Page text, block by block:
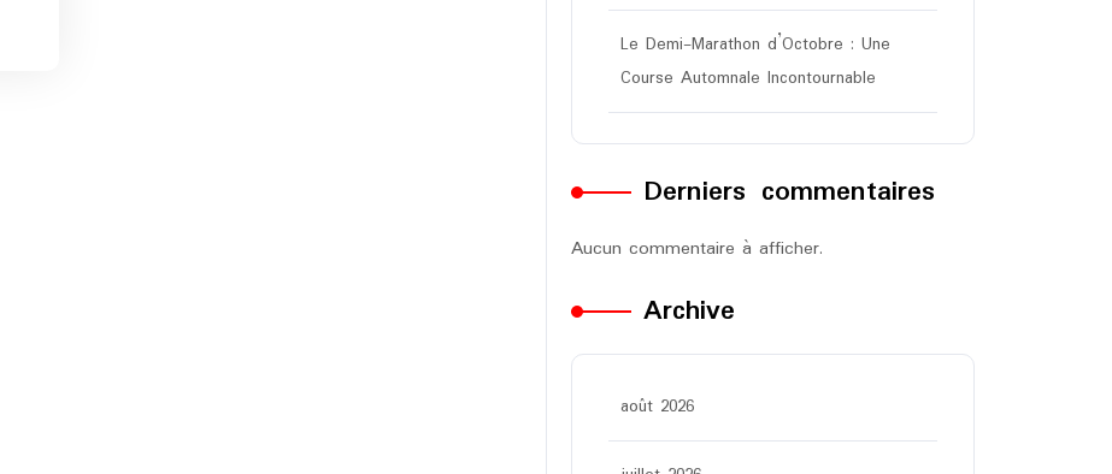
Le Demi-Marathon d’Octobre : Une
Course Automnale Incontournable
Derniers commentaires
Aucun commentaire à afficher.
Archive
août 2026